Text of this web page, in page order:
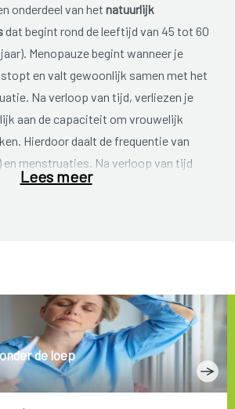
onderdeel van het natuurlijk
dat begint rond de leeftijd van 45 tot 60
Menopauze begint wanneer je
en valt gewoonlijk samen met het
Na verloop van tijd, verliezen je
aan de capaciteit om vrouwelijk
Hierdoor daalt de frequentie van
menstruaties. Na verloop van tijd
volledig. Je maandstonden kunnen
wordt voor een deel genetisch
groot dat je je menopauze doormaakt
als je moeder of je zussen. Een
wellicht de enige factor) die het tijdstip
beïnvloeden is roken. Rooksters
Lees meer
de loep